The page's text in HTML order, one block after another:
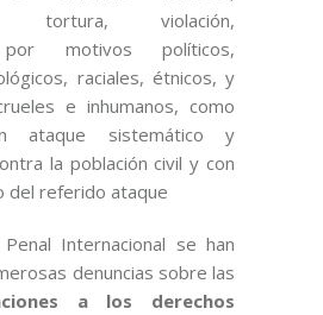
tortura, violación,
por motivos políticos,
raciales, étnicos, y
e inhumanos, como
ataque sistemático y
la población civil y con
del referido ataque
Internacional se han
denuncias sobre las
a los derechos